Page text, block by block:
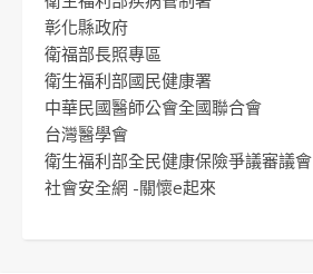
彰化縣政府
衛福部長照專區
衛生福利部國民健康署
中華民國醫師公會全國聯合會
台灣醫學會
衛生福利部全民健康保險爭議審議會
社會安全網 -關懷e起來